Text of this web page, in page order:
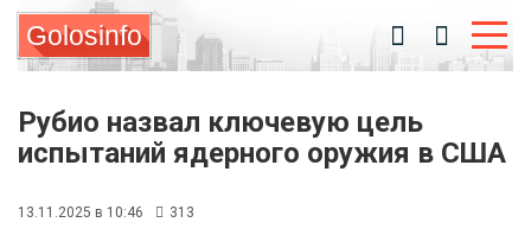
Golosinfo
Рубио назвал ключевую цель
испытаний ядерного оружия в США
13.11.2025 в 10:46 313